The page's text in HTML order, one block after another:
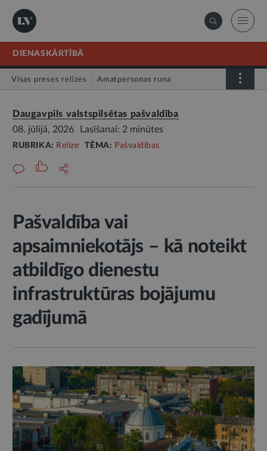
DIENASKĀRTĪBĀ
Visas preses relīzes Amatpersonas runa
Daugavpils valstspilsētas pašvaldība
08. jūlijā, 2026
Lasīšanai: 2 minūtes
RUBRIKA: Relīze TĒMA: Pašvaldības
Pašvaldība vai
apsaimniekotājs – kā noteikt
atbildīgo dienestu
infrastruktūras bojājumu
gadījumā